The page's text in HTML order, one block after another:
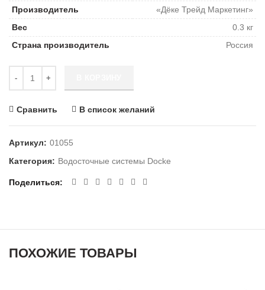
Производитель
«Дёке Трейд Маркетинг»
Вес
0.3 кг
Страна производитель
Россия
Сравнить В список желаний
Артикул: 01055
Категория: Водосточные системы Docke
Поделиться
ПОХОЖИЕ ТОВАРЫ